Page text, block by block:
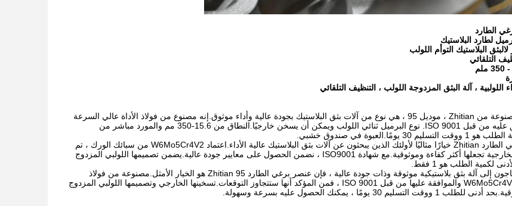
الطارد
لطارد البلاستيك
البلاستيك التوأم اللولب
التلقائي
اللولبية ، آلة البثق المزدوجة اللولب ، التنظيف التلقائي
عناصر برغي الطارد المصنوعة من Zhitian ، موديل 95 ، هي نوع من آلات بثق البلاستيك بجودة عالية وأداء موثوق.إنه مصنوع من فولاذ الأداة عالي السرعة
W6Mo5Cr4V2 وموافق عليه من قبل ISO 9001. نوع البرميل ثنائي اللولب ويمكن أن يسخن خارجيًا.النطاق من 15.6-350 مم والمورد مباشر من
في صندوق خشبي.
يعتبر 95 عنصرًا من برغي الطارد Zhitian خيارًا مثاليًا لأولئك الذين يبحثون عن آلات بثق البلاستيك عالية الأداء.اعتماد W6Mo5Cr4V2 من سبائك الورك ، تم
تصميمها لتدوم.التدفئة الخارجية تجعلها أكثر كفاءة وموثوقية.مع شهادة ISO9001 ، نضمن الحصول على معايير جودة عالية.يضمن تصميمها اللولبي المزدوج
لكمية الطلب هو 1 فقط.
بالنسبة لأولئك الذين يحتاجون إلى آلة بثق بلاستيكية موثوقة وذات جودة عالية ، فإن عنصر برغي الطارد 95 Zhitian هو الخيار الأمثل.مصنوعة من فولاذ
الأدوات عالي السرعة W6Mo5Cr4V2 والموافقة عليها من قبل ISO 9001 ، فمن المؤكد أنها ستتجاوز التوقعات.تسخينها الخارجي وتصميمها اللولبي المزدوج
30 يومًا ، يمكنك الحصول عليه بسرعة وسهولة.